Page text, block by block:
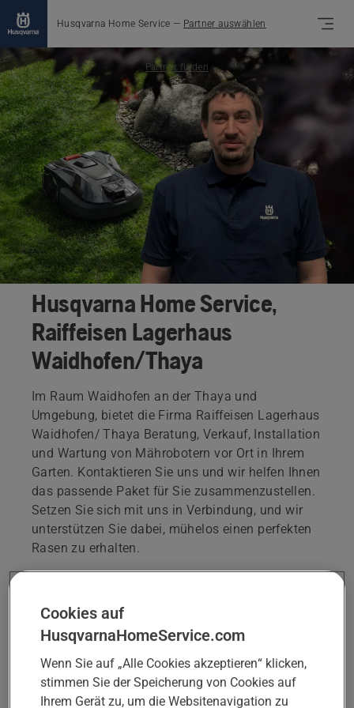
Husqvarna Home Service — Partner auswählen
Partner finden
Husqvarna Home Service,
Raiffeisen Lagerhaus
Waidhofen/Thaya
Im Raum Waidhofen an der Thaya und
Umgebung, bietet die Firma Raiffeisen Lagerhaus
Waidhofen/ Thaya Beratung, Verkauf, Installation
und Wartung von Mährobotern vor Ort in Ihrem
Garten. Kontaktieren Sie uns und wir helfen Ihnen
das passende Paket für Sie zusammenzustellen.
Setzen Sie sich mit uns in Verbindung, und wir
unterstützen Sie dabei, mühelos einen perfekten
Rasen zu erhalten.
TERMIN FÜR BERATUNG ODER
ZUSTANDSPRÜFUNG BUCHEN
Cookies auf
HusqvarnaHomeService.com
Wenn Sie auf „Alle Cookies akzeptieren“ klicken,
stimmen Sie der Speicherung von Cookies auf
Ihrem Gerät zu, um die Websitenavigation zu